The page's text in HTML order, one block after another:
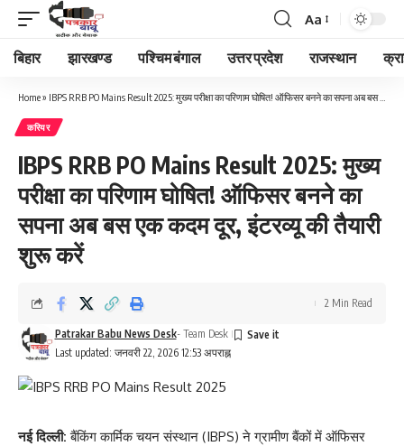
Font
Resizer
Aa
बिहार झारखण्ड पश्चिम बंगाल उत्तर प्रदेश राजस्थान
Home» IBPS RRB PO Mains Result 2025: मुख्य परीक्षा का परिणाम घोषित! ऑफिसर बनने का सपना अब बस एक कदम दूर, इंटरव्यू की तैयारी शुरू करें
करियर
IBPS RRB PO Mains Result 2025: मुख्य
परीक्षा का परिणाम घोषित! ऑफिसर बनने का
सपना अब बस एक कदम दूर, इंटरव्यू की तैयारी
शुरू करें
Last updated: जनवरी 22, 2026 12:53 अपराह्न
Patrakar Babu News Desk- Team Desk
2 Min Read
नई दिल्ली: बैंकिंग कार्मिक चयन संस्थान (IBPS) ने ग्रामीण बैंकों में ऑफिसर